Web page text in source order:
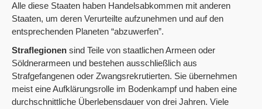
Alle diese Staaten haben Handelsabkommen mit anderen
Staaten, um deren Verurteilte aufzunehmen und auf den
entsprechenden Planeten “abzuwerfen”.
Straflegionen sind Teile von staatlichen Armeen oder
Söldnerarmeen und bestehen ausschließlich aus
Strafgefangenen oder Zwangsrekrutierten. Sie übernehmen
meist eine Aufklärungsrolle im Bodenkampf und haben eine
durchschnittliche Überlebensdauer von drei Jahren. Viele